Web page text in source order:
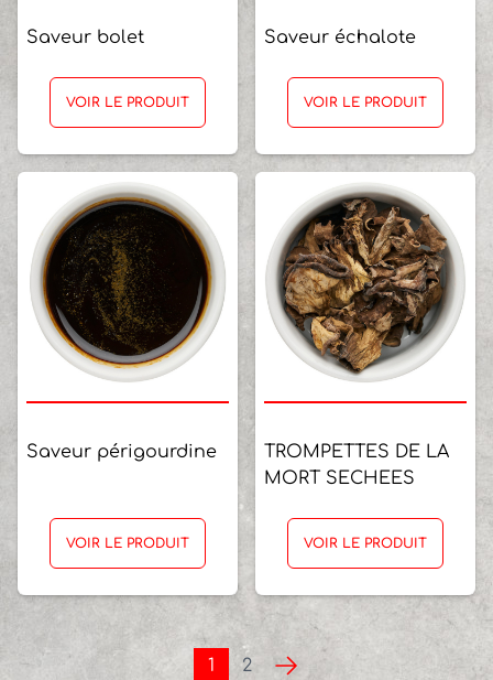
Saveur bolet
VOIR LE PRODUIT
Saveur échalote
VOIR LE PRODUIT
Saveur périgourdine
VOIR LE PRODUIT
TROMPETTES DE LA
MORT SECHEES
VOIR LE PRODUIT
1 2